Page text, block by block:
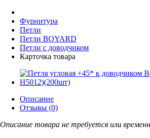
Фурнитура
Петли
Петли BOYARD
Петли с доводчиком
Карточка товара
Описание
Отзывы (0)
Описание товара не требуется или